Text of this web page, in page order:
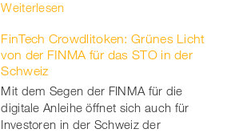
Weiterlesen
FinTech Crowdlitoken: Grünes Licht
von der FINMA für das STO in der
Schweiz
Mit dem Segen der FINMA für die
digitale Anleihe öffnet sich auch für
Investoren in der Schweiz der